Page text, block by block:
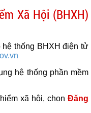
Xã Hội (BHXH)
hệ thống BHXH điện tử
hệ thống phần mềm
xã hội, chọn Đăng